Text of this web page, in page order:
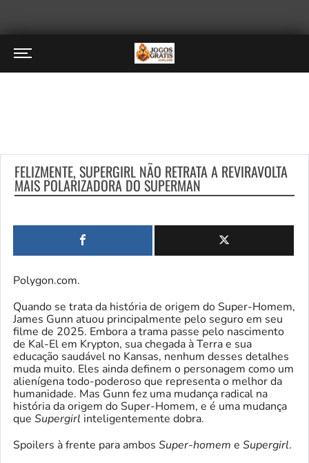
FELIZMENTE, SUPERGIRL NÃO RETRATA A REVIRAVOLTA
MAIS POLARIZADORA DO SUPERMAN
Polygon.com.
Quando se trata da história de origem do Super-Homem,
James Gunn atuou principalmente pelo seguro em seu
filme de 2025. Embora a trama passe pelo nascimento
de Kal-El em Krypton, sua chegada à Terra e sua
educação saudável no Kansas, nenhum desses detalhes
muda muito. Eles ainda definem o personagem como um
alienígena todo-poderoso que representa o melhor da
humanidade. Mas Gunn fez uma mudança radical na
história da origem do Super-Homem, e é uma mudança
que Supergirl inteligentemente dobra.
Spoilers à frente para ambos Super-homem e Supergirl.